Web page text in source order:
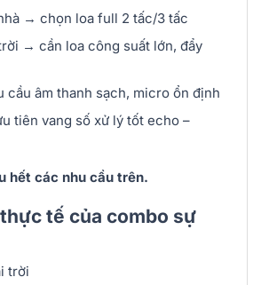
→ chọn loa full 2 tấc/3 tấc
→ cần loa công suất lớn, đẩy
âm thanh sạch, micro ổn định
tiên vang số xử lý tốt echo –
hết các nhu cầu trên.
tế của combo sự
trời